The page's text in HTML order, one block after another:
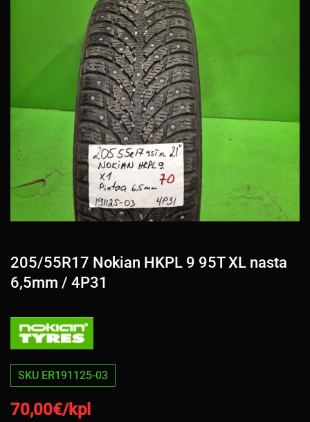
205/55R17 Nokian HKPL 9 95T XL nasta
6,5mm / 4P31
SKU ER191125-03
70,00€/kpl